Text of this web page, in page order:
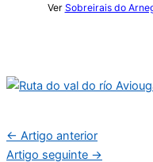
Ver Sobreirais do
← Artigo anterior
Artigo seguinte →